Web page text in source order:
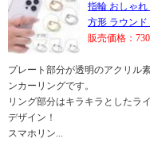
指輪 おしゃ
方形 ラウン
販売価格：
プレート部分が透明のアクリル
ンカーリングです。
リング部分はキラキラとしたラ
デザイン！
スマホリン...